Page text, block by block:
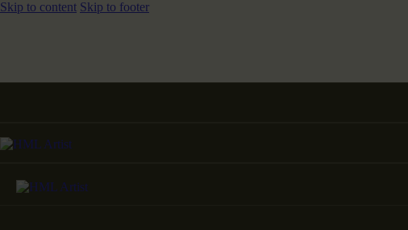
Skip to content Skip to footer